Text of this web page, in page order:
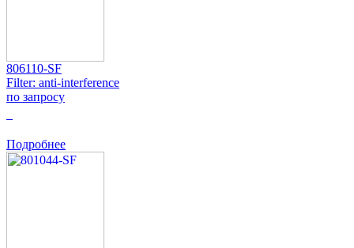
806110-SF
Filter: anti-interference
по запросу
Подробнее